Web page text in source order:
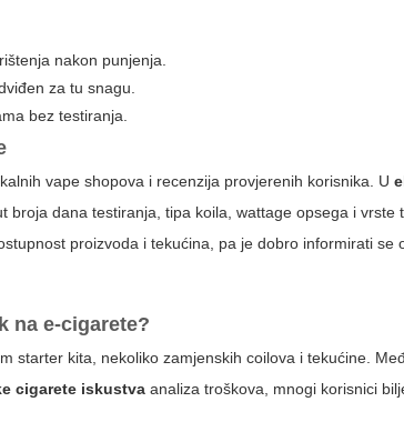
nakon punjenja.
za tu snagu.
bez testiranja.
vape shopova i recenzija provjerenih korisnika. U
dana testiranja, tipa koila, wattage opsega i vrste
proizvoda i tekućina, pa je dobro informirati se
na e-cigarete?
starter kita, nekoliko zamjenskih coilova i tekućine.
cigarete iskustva analiza troškova, mnogi korisnici